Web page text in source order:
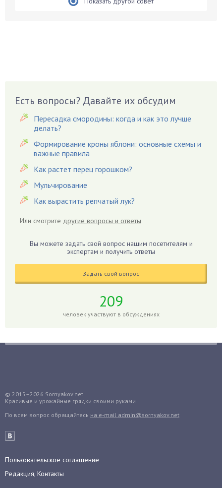
Виноград
Вишня
Вредители
Гардения
Гацания
Гвоздики
Георгины
Герань
Гиппеаструм
Годжи
Грядки
Дельфиниум
Дендробиум
Есть вопросы? Давайте их обсудим
Пересадка смородины: когда и как это лучше
делать?
Формирование кроны яблони: основные схемы и
важные правила
Как растет перец горошком?
Мульчирование
Как вырастить репчатый лук?
Или смотрите другие вопросы и ответы
Вы можете задать свой вопрос нашим посетителям и
экспертам и получить ответы
Задать свой вопрос
209
человек участвуют в обсуждениях
© 2015–2026 Sornyakov.net
Красивые и урожайные грядки своими руками
По всем вопрос обращайтесь на e-mail admin@sornyakov.net
Пользовательское соглашение
Редакция, Контакты